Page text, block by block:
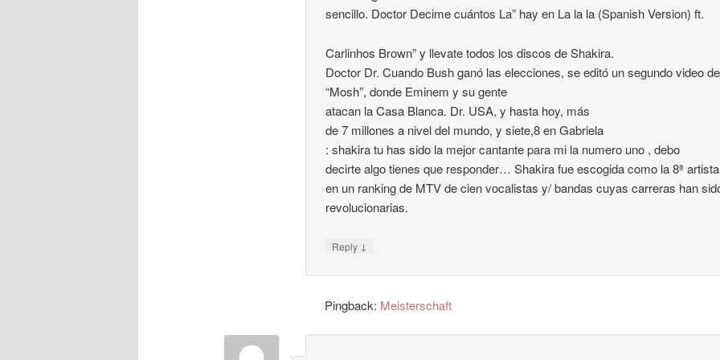
sencillo. Doctor Decime cuántos La” hay en La la la (Spanish Version) ft.
Carlinhos Brown” y llevate todos los discos de Shakira.
Doctor Dr. Cuando Bush ganó las elecciones, se editó un segundo video de
“Mosh”, donde Eminem y su gente
atacan la Casa Blanca. Dr. USA, y hasta hoy, más
de 7 millones a nivel del mundo, y siete,8 en Gabriela
: shakira tu has sido la mejor cantante para mi la numero uno , debo
decirte algo tienes que responder… Shakira fue escogida como la 8ª artista
en un ranking de MTV de cien vocalistas y/ bandas cuyas carreras han
revolucionarias.
Reply ↓
Pingback: Meisterschaft